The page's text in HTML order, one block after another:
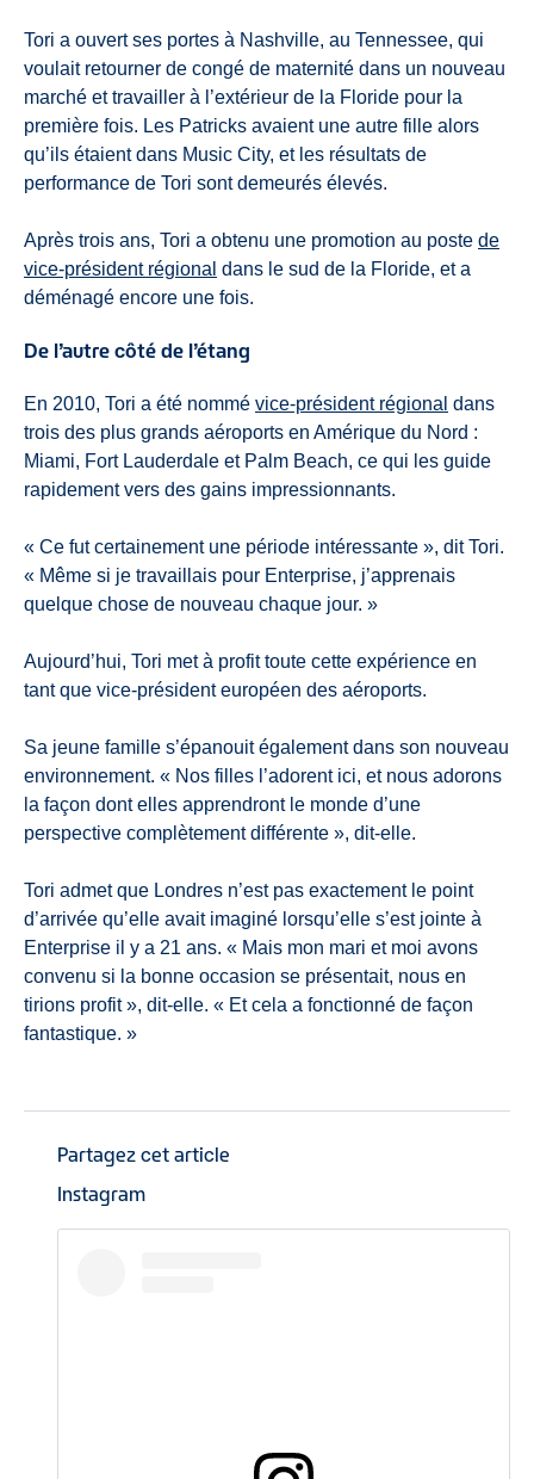
Tori a ouvert ses portes à Nashville, au Tennessee, qui
voulait retourner de congé de maternité dans un nouveau
marché et travailler à l’extérieur de la Floride pour la
première fois. Les Patricks avaient une autre fille alors
qu’ils étaient dans Music City, et les résultats de
performance de Tori sont demeurés élevés.
Après trois ans, Tori a obtenu une promotion au poste de
vice-président régional dans le sud de la Floride, et a
déménagé encore une fois.
De l’autre côté de l’étang
En 2010, Tori a été nommé vice-président régional dans
trois des plus grands aéroports en Amérique du Nord :
Miami, Fort Lauderdale et Palm Beach, ce qui les guide
rapidement vers des gains impressionnants.
« Ce fut certainement une période intéressante », dit Tori.
« Même si je travaillais pour Enterprise, j’apprenais
quelque chose de nouveau chaque jour. »
Aujourd’hui, Tori met à profit toute cette expérience en
tant que vice-président européen des aéroports.
Sa jeune famille s’épanouit également dans son nouveau
environnement. « Nos filles l’adorent ici, et nous adorons
la façon dont elles apprendront le monde d’une
perspective complètement différente », dit-elle.
Tori admet que Londres n’est pas exactement le point
d’arrivée qu’elle avait imaginé lorsqu’elle s’est jointe à
Enterprise il y a 21 ans. « Mais mon mari et moi avons
convenu si la bonne occasion se présentait, nous en
tirions profit », dit-elle. « Et cela a fonctionné de façon
fantastique. »
Partagez cet article
Instagram